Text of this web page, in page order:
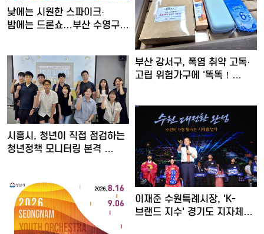
낮에는 시원한 스파이크·
밤에는 드론쇼…부산 수영구,
부산 강서구, 폭염 취약 고독·
고립 위험가구에 '똑똑！…
시흥시, 청년이 직접 점검하는
청년정책 모니터링 본격 …
이재준 수원특례시장, 'K-
브랜드 지수' 경기도 지자체…